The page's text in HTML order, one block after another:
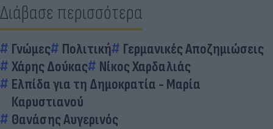
Διάβασε περισσότερα
Γνώμες Πολιτική
Γερμανικές Αποζημιώσεις
Χάρης Δούκας
Νίκος Χαρδαλιάς
Ελπίδα για τη Δημοκρατία - Μαρία
Καρυστιανού
Θανάσης Αυγερινός